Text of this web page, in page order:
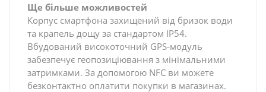
Ще більше можливостей
Корпус смартфона захищений від бризок води
та крапель дощу за стандартом IP54.
Вбудований високоточний GPS-модуль
забезпечує геопозиціювання з мінімальними
затримками. За допомогою NFC ви можете
безконтактно оплатити покупки в магазинах.